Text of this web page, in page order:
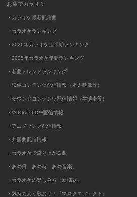
お店でカラオケ
・カラオケ最新配信曲
・カラオケランキング
・2026年カラオケ上半期ランキング
・2025年カラオケ年間ランキング
・新曲トレンドランキング
・映像コンテンツ配信情報（本人映像等）
・サウンドコンテンツ配信情報（生演奏等）
・VOCALOID™配信情報
・アニメソング配信情報
・外国曲配信情報
・カラオケで盛り上がる曲
・あの日、あの時、あの音楽。
・カラオケの楽しみ方『新様式』
・気持ちよく歌おう！『マスクエフェクト』